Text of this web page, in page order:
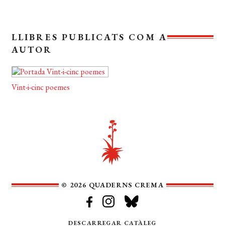
LLIBRES PUBLICATS COM A
AUTOR
Vint-i-cinc poemes
© 2026 QUADERNS CREMA
DESCARREGAR CATÀLEG